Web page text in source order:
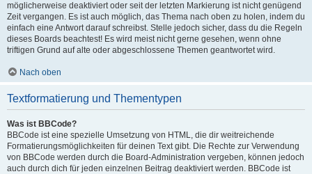
möglicherweise deaktiviert oder seit der letzten Markierung ist nicht genügend
Zeit vergangen. Es ist auch möglich, das Thema nach oben zu holen, indem du
einfach eine Antwort darauf schreibst. Stelle jedoch sicher, dass du die Regeln
dieses Boards beachtest! Es wird meist nicht gerne gesehen, wenn ohne
triftigen Grund auf alte oder abgeschlossene Themen geantwortet wird.
Nach oben
Textformatierung und Thementypen
Was ist BBCode?
BBCode ist eine spezielle Umsetzung von HTML, die dir weitreichende
Formatierungsmöglichkeiten für deinen Text gibt. Die Rechte zur Verwendung
von BBCode werden durch die Board-Administration vergeben, können jedoch
auch durch dich für jeden einzelnen Beitrag deaktiviert werden. BBCode ist